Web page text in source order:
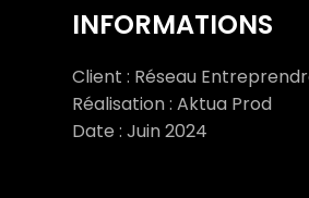
INFORMATIONS
Client : Réseau
Réalisation : Aktua Prod
Date : Juin 2024